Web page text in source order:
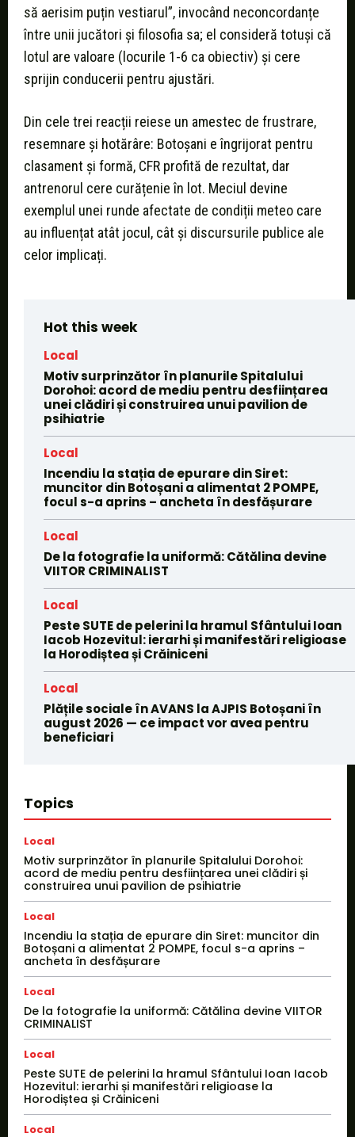
să aerisim puțin vestiarul”, invocând neconcordanțe
între unii jucători și filosofia sa; el consideră totuși că
lotul are valoare (locurile 1-6 ca obiectiv) și cere
sprijin conducerii pentru ajustări.
Din cele trei reacții reiese un amestec de frustrare,
resemnare și hotărâre: Botoșani e îngrijorat pentru
clasament și formă, CFR profită de rezultat, dar
antrenorul cere curățenie în lot. Meciul devine
exemplul unei runde afectate de condiții meteo care
au influențat atât jocul, cât și discursurile publice ale
celor implicați.
Hot this week
Local
Motiv surprinzător în planurile Spitalului
Dorohoi: acord de mediu pentru desființarea
unei clădiri și construirea unui pavilion de
psihiatrie
Local
Incendiu la stația de epurare din Siret:
muncitor din Botoșani a alimentat 2 POMPE,
focul s-a aprins – ancheta în desfășurare
Local
De la fotografie la uniformă: Cătălina devine
VIITOR CRIMINALIST
Local
Peste SUTE de pelerini la hramul Sfântului Ioan
Iacob Hozevitul: ierarhi și manifestări religioase
la Horodiștea și Crăiniceni
Local
Plățile sociale în AVANS la AJPIS Botoșani în
august 2026 — ce impact vor avea pentru
beneficiari
Topics
Local
Motiv surprinzător în planurile Spitalului Dorohoi:
acord de mediu pentru desființarea unei clădiri și
construirea unui pavilion de psihiatrie
Local
Incendiu la stația de epurare din Siret: muncitor din
Botoșani a alimentat 2 POMPE, focul s-a aprins –
ancheta în desfășurare
Local
De la fotografie la uniformă: Cătălina devine VIITOR
CRIMINALIST
Local
Peste SUTE de pelerini la hramul Sfântului Ioan Iacob
Hozevitul: ierarhi și manifestări religioase la
Horodiștea și Crăiniceni
Local